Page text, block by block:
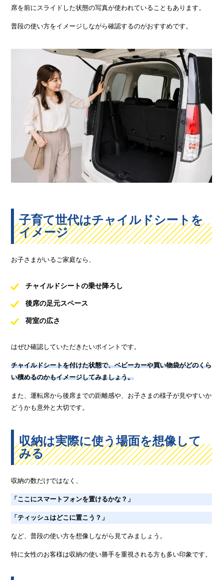
席を前にスライドした状態の写真が使われていることもあります。
普段の使い方をイメージしながら確認するのがおすすめです。
子育て世代はチャイルドシートを
イメージ
お子さまがいるご家庭なら、
チャイルドシートの乗せ降ろし
後席の足元スペース
荷室の広さ
はぜひ確認していただきたいポイントです。
チャイルドシートを付けた状態で、ベビーカーや買い物袋がどのくら
い積めるのかもイメージしてみましょう。
また、運転席から後席までの距離感や、お子さまの様子が見やすいか
どうかも意外と大切です。
収納は実際に使う場面を想像して
みる
収納の数だけではなく、
「ここにスマートフォンを置けるかな？」
「ティッシュはどこに置こう？」
など、普段の使い方を想像しながら見てみましょう。
特に女性のお客様は収納の使い勝手を重視される方も多い印象です。